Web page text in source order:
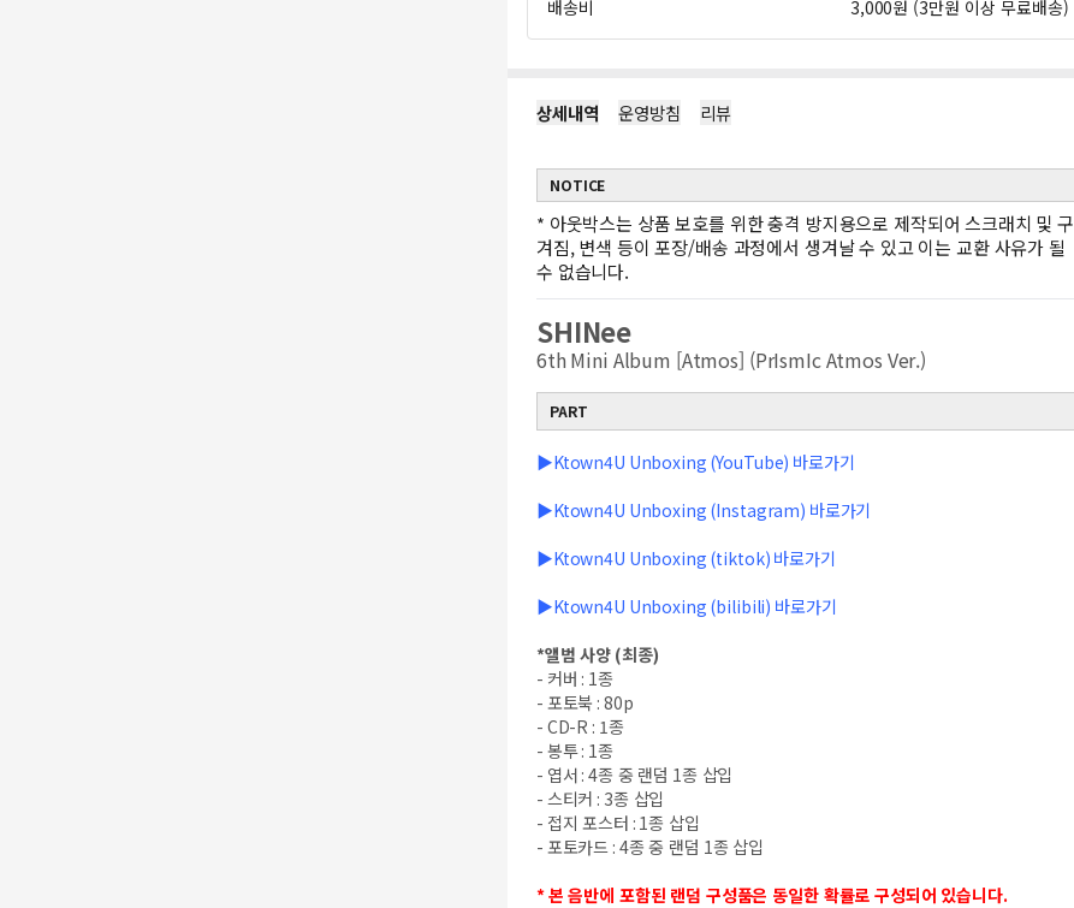
배송비
3,000원 (3만원 이상 무료배송)
상세내역 운영방침 리뷰
NOTICE
* 아웃박스는 상품 보호를 위한 충격 방지용으로 제작되어 스크래치 및 구
겨짐, 변색 등이 포장/배송 과정에서 생겨날 수 있고 이는 교환 사유가 될
수 없습니다.
SHINee
6th Mini Album [Atmos] (PrIsmIc Atmos Ver.)
PART
▶Ktown4U Unboxing (YouTube) 바로가기
▶Ktown4U Unboxing (Instagram) 바로가기
▶Ktown4U Unboxing (tiktok) 바로가기
▶Ktown4U Unboxing (bilibili) 바로가기
*앨범 사양 (최종)
- 커버 : 1종
- 포토북 : 80p
- CD-R : 1종
- 봉투: 1종
- 엽서 : 4종 중 랜덤 1종 삽입
- 스티커 : 3종 삽입
- 접지 포스터 : 1종 삽입
- 포토카드 : 4종 중 랜덤 1종 삽입
*본 음반에 포함된 랜덤 구성품은 동일한 확률로 구성되어 있습니다.